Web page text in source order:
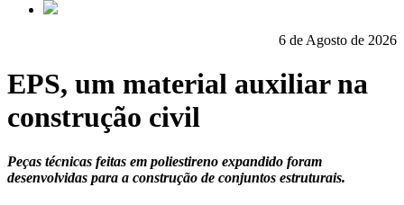
6 de Agosto de 2026
EPS, um material auxiliar na
construção civil
Peças técnicas feitas em poliestireno expandido foram
desenvolvidas para a construção de conjuntos estruturais.